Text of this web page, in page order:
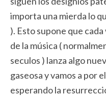
importa una mierda lo
). Esto supone que
de la música (
seculos ) lanza algo
gaseosa y vamos a por
esperando la